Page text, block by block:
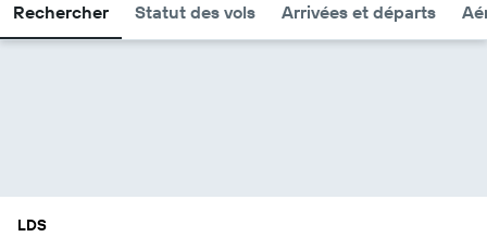
Rechercher Statut des vols Arrivées et départs
LDS